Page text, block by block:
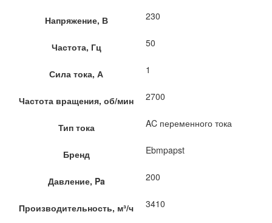
Напряжение, В 230
Частота, Гц 50
Сила тока, А 1
Частота вращения, об/мин 2700
Тип тока AC переменного тока
Бренд Ebmpapst
Давление, Pa 200
Производительность, м³/ч 3410